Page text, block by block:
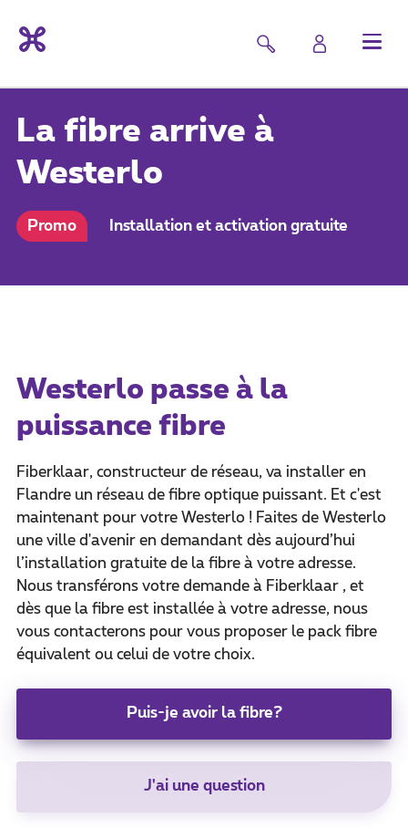
La fibre arrive à
Westerlo
Promo Installation et activation gratuite
Westerlo passe à la
puissance fibre
Fiberklaar, constructeur de réseau, va installer en
Flandre un réseau de fibre optique puissant. Et c'est
maintenant pour votre Westerlo ! Faites de Westerlo
une ville d'avenir en demandant dès aujourd’hui
l’installation gratuite de la fibre à votre adresse.
Nous transférons votre demande à Fiberklaar , et
dès que la fibre est installée à votre adresse, nous
vous contacterons pour vous proposer le pack fibre
équivalent ou celui de votre choix.
Puis-je avoir la fibre?
J'ai une question